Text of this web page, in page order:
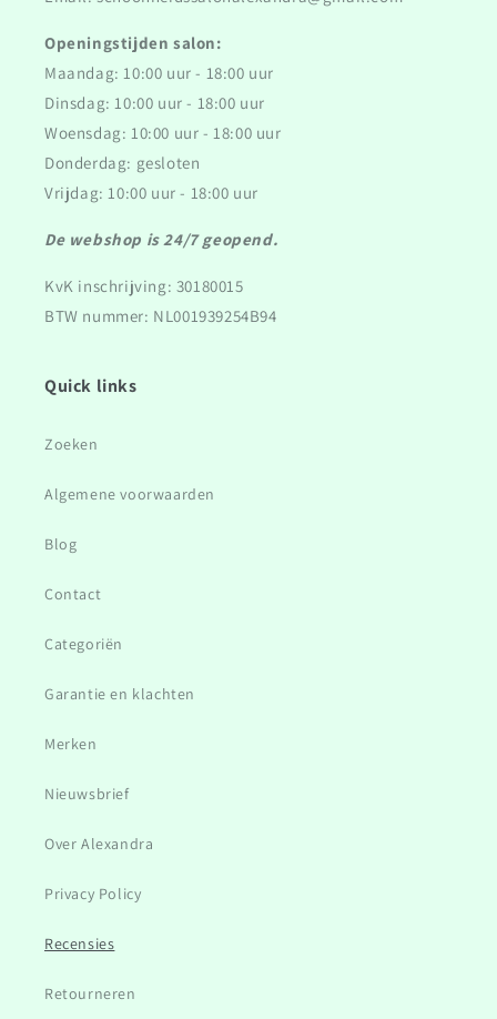
Openingstijden salon:
Maandag: 10:00 uur - 18:00 uur
Dinsdag: 10:00 uur - 18:00 uur
Woensdag: 10:00 uur - 18:00 uur
Donderdag: gesloten
Vrijdag: 10:00 uur - 18:00 uur
De webshop is 24/7 geopend.
KvK inschrijving: 30180015
BTW nummer: NL001939254B94
Quick links
Zoeken
Algemene voorwaarden
Blog
Contact
Categoriën
Garantie en klachten
Merken
Nieuwsbrief
Over Alexandra
Privacy Policy
Recensies
Retourneren